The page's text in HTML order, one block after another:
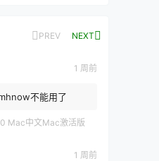
PREV NEXT
1 周前
不能用了
Mac中文Mac激活版
1 周前